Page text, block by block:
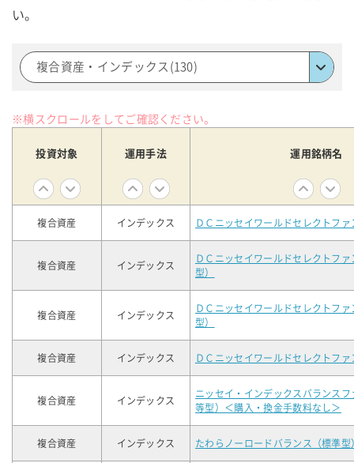
い。
複合資産・インデックス(130)
※横スクロールをしてご確認ください。
投資対象 運用手法 運用銘柄名
複合資産 インデックス ＤＣニッセイワールドセレクトフ
複合資産 インデックス
ＤＣニッセイワールドセレクトフ
型）
複合資産 インデックス
ＤＣニッセイワールドセレクトフ
型）
複合資産 インデックス ＤＣニッセイワールドセレクトフ
複合資産 インデックス
ニッセイ・インデックスバランス
等型）＜購入・換金手数料なし＞
複合資産 インデックス たわらノーロードバランス（標準型